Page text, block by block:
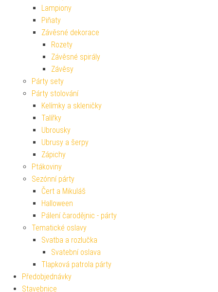
Lampiony
Piňaty
Závěsné dekorace
Rozety
Závěsné spirály
Závěsy
Párty sety
Párty stolování
Kelímky a skleničky
Talířky
Ubrousky
Ubrusy a šerpy
Zápichy
Ptákoviny
Sezónní párty
Čert a Mikuláš
Halloween
Pálení čarodějnic - párty
Tematické oslavy
Svatba a rozlučka
Svatební oslava
Tlapková patrola párty
Předobjednávky
Stavebnice